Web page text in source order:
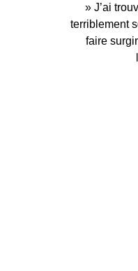
» J’ai
terriblement
faire